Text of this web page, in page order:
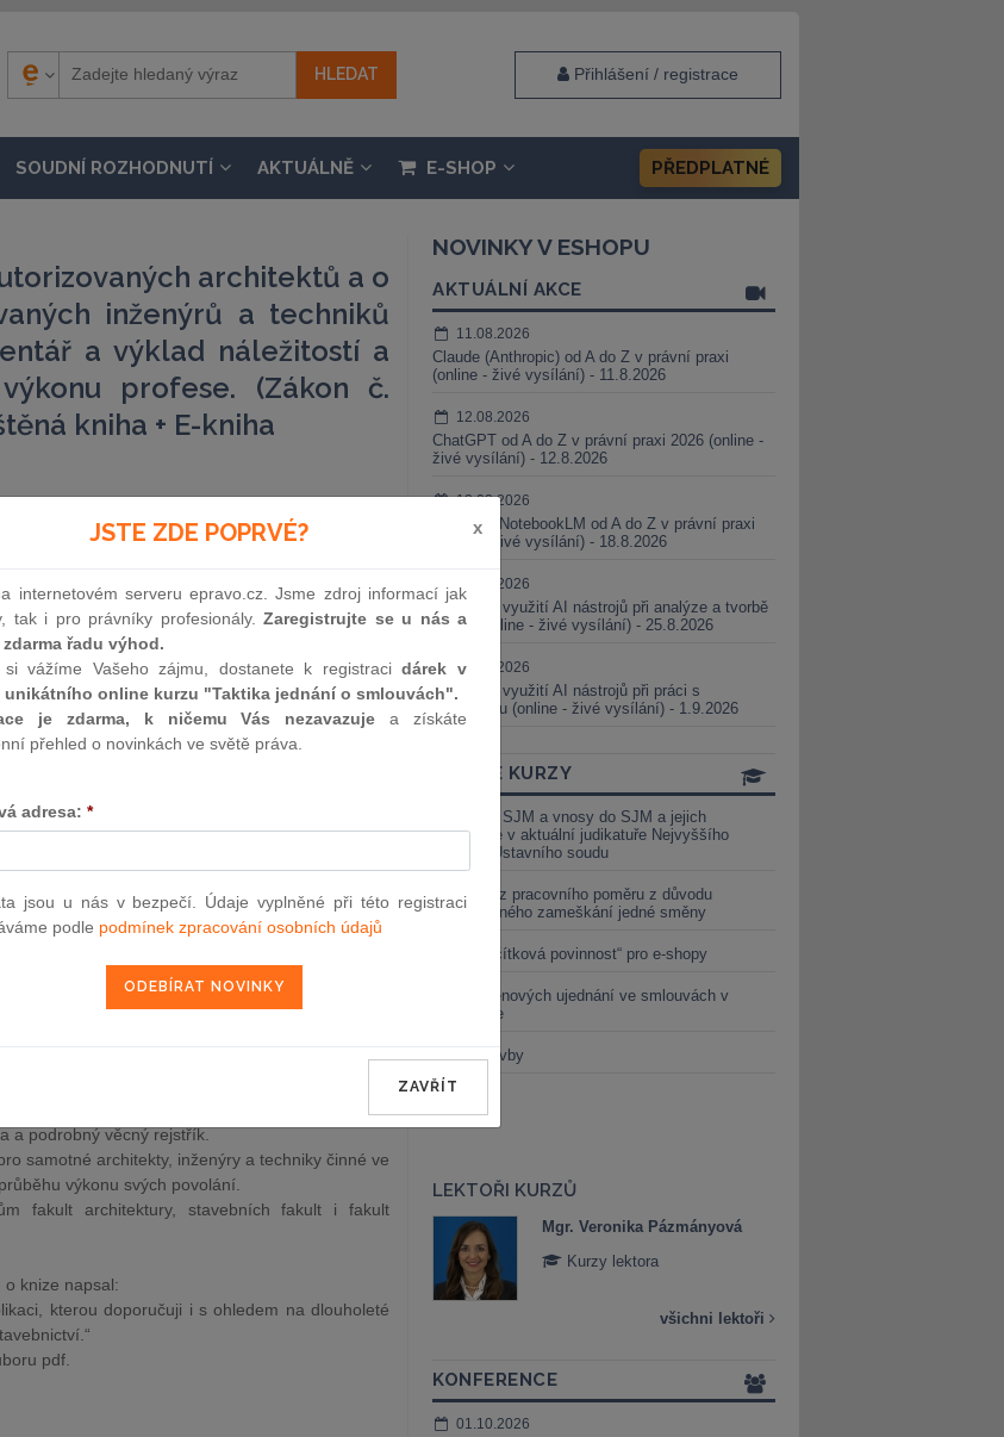
Přihlášení / registrace
SOUDNÍ ROZHODNUTÍ AKTUÁLNĚ E-SHOP PŘEDPLATNÉ
architektů a o
inženýrů a techniků
a výklad náležitostí a
profese. (Zákon č.
kniha + E-kniha
Wolters Kluwer
KOUPIT
je podrobným komentářem zákona č.
výkonu povolání autorizovaných architektů a o
činných ve výstavbě. Tedy zákona
úvodní – zabývá se historickým vývojem profesí
s výkonem těchto profesí s dalšími oblastmi
Druhá část je tvořena samotným komentářem
i relevantní judikatura. Třetí část je tvořena
a České komory autorizovaných inženýrů
tématům výkonu profese (např. profesním
smlouvám, ochraně práv k nehmotnému
řízení a zadávání zakázek a architektonických
užitečné formuláře a profesní instituce.
a podrobný věcný rejstřík.
samotné architekty, inženýry a techniky činné ve
výkonu svých povolání.
fakult architektury, stavebních fakult i fakult
o knize napsal:
kterou doporučuji i s ohledem na dlouholeté
pdf.
NOVINKY V ESHOPU
AKTUÁLNÍ AKCE
11.08.2026
Claude (Anthropic) od A do Z v právní praxi
(online - živé vysílání) - 11.8.2026
12.08.2026
ChatGPT od A do Z v právní praxi 2026 (online -
živé vysílání) - 12.8.2026
18.08.2026
Gemini a NotebookLM od A do Z v právní praxi
(online - živé vysílání) - 18.8.2026
25.08.2026
Praktické využití AI nástrojů při analýze a tvorbě
smluv (online - živé vysílání) - 25.8.2026
01.09.2026
Praktické využití AI nástrojů při práci s
judikaturou (online - živé vysílání) - 1.9.2026
ONLINE KURZY
Vnosy ze SJM a vnosy do SJM a jejich
valorizace v aktuální judikatuře Nejvyššího
soudu a Ústavního soudu
Výpověď z pracovního poměru z důvodu
neomluveného zameškání jedné směny
Nová „tlačítková povinnost“ pro e-shopy
Změna cenových ujednání ve smlouvách v
energetice
Černé stavby
LEKTOŘI KURZŮ
Mgr. Veronika Pázmányová
Kurzy lektora
všichni lektoři
KONFERENCE
01.10.2026
JSTE ZDE POPRVÉ? x
internetovém serveru epravo.cz. Jsme zdroj informací jak
tak i pro právníky profesionály.Zaregistrujte se u nás a
řadu výhod.
si vážíme Vašeho zájmu, dostanete k registracidárek v
unikátního online kurzu "Taktika jednání o smlouvách".
je zdarma, k ničemu Vás nezavazuje a získáte
přehled o novinkách ve světě práva.
adresa: *
jsou u nás v bezpečí. Údaje vyplněné při této registraci
podle podmínek zpracování osobních údajů
ZAVŘÍT